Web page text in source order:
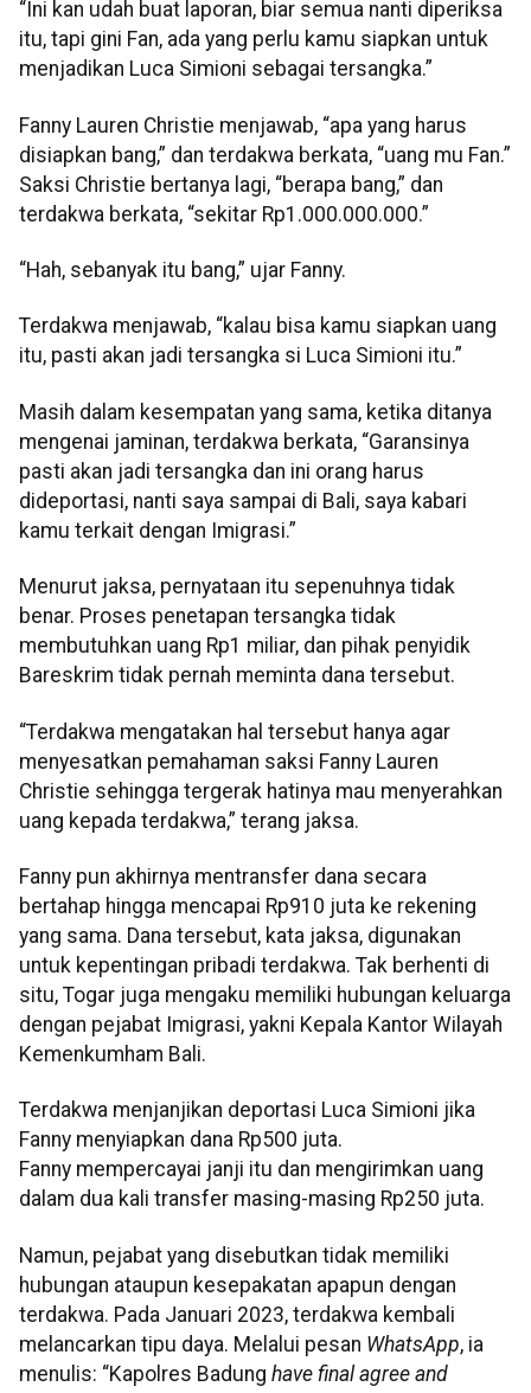
“Ini kan udah buat laporan, biar semua nanti diperiksa
itu, tapi gini Fan, ada yang perlu kamu siapkan untuk
menjadikan Luca Simioni sebagai tersangka.”
Fanny Lauren Christie menjawab, “apa yang harus
disiapkan bang,” dan terdakwa berkata, “uang mu Fan.”
Saksi Christie bertanya lagi, “berapa bang,” dan
terdakwa berkata, “sekitar Rp1.000.000.000.”
“Hah, sebanyak itu bang,” ujar Fanny.
Terdakwa menjawab, “kalau bisa kamu siapkan uang
itu, pasti akan jadi tersangka si Luca Simioni itu.”
Masih dalam kesempatan yang sama, ketika ditanya
mengenai jaminan, terdakwa berkata, “Garansinya
pasti akan jadi tersangka dan ini orang harus
dideportasi, nanti saya sampai di Bali, saya kabari
kamu terkait dengan Imigrasi.”
Menurut jaksa, pernyataan itu sepenuhnya tidak
benar. Proses penetapan tersangka tidak
membutuhkan uang Rp1 miliar, dan pihak penyidik
Bareskrim tidak pernah meminta dana tersebut.
“Terdakwa mengatakan hal tersebut hanya agar
menyesatkan pemahaman saksi Fanny Lauren
Christie sehingga tergerak hatinya mau menyerahkan
uang kepada terdakwa,” terang jaksa.
Fanny pun akhirnya mentransfer dana secara
bertahap hingga mencapai Rp910 juta ke rekening
yang sama. Dana tersebut, kata jaksa, digunakan
untuk kepentingan pribadi terdakwa. Tak berhenti di
situ, Togar juga mengaku memiliki hubungan keluarga
dengan pejabat Imigrasi, yakni Kepala Kantor Wilayah
Kemenkumham Bali.
Terdakwa menjanjikan deportasi Luca Simioni jika
Fanny menyiapkan dana Rp500 juta.
Fanny mempercayai janji itu dan mengirimkan uang
dalam dua kali transfer masing-masing Rp250 juta.
Namun, pejabat yang disebutkan tidak memiliki
hubungan ataupun kesepakatan apapun dengan
terdakwa. Pada Januari 2023, terdakwa kembali
melancarkan tipu daya. Melalui pesan WhatsApp, ia
menulis: “Kapolres Badung have final agree and